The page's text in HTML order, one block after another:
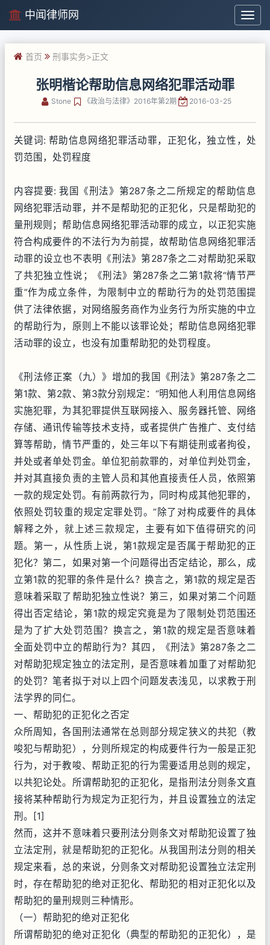
中
闻
律
中闻律师网
首页 刑事实务>正文
张明楷论帮助信息网络犯罪活动罪
Stone 《政治与法律》2016年第2期 2016-03-25
关键词: 帮助信息网络犯罪活动罪，正犯化，独立性，处
罚范围，处罚程度
内容提要: 我国《刑法》第287条之二所规定的帮助信息
网络犯罪活动罪，并不是帮助犯的正犯化，只是帮助犯的
量刑规则；帮助信息网络犯罪活动罪的成立，以正犯实施
符合构成要件的不法行为为前提，故帮助信息网络犯罪活
动罪的设立也不表明《刑法》第287条之二对帮助犯采取
了共犯独立性说；《刑法》第287条之二第1款将“情节严
重”作为成立条件，为限制中立的帮助行为的处罚范围提
供了法律依据，对网络服务商作为业务行为所实施的中立
的帮助行为，原则上不能以该罪论处；帮助信息网络犯罪
活动罪的设立，也没有加重帮助犯的处罚程度。
《刑法修正案（九）》增加的我国《刑法》第287条之二
第1款、第2款、第3款分别规定：“明知他人利用信息网络
实施犯罪，为其犯罪提供互联网接入、服务器托管、网络
存储、通讯传输等技术支持，或者提供广告推广、支付结
算等帮助，情节严重的，处三年以下有期徒刑或者拘役，
并处或者单处罚金。单位犯前款罪的，对单位判处罚金，
并对其直接负责的主管人员和其他直接责任人员，依照第
一款的规定处罚。有前两款行为，同时构成其他犯罪的，
依照处罚较重的规定定罪处罚。”除了对构成要件的具体
解释之外，就上述三款规定，主要有如下值得研究的问
题。第一，从性质上说，第1款规定是否属于帮助犯的正
犯化？第二，如果对第一个问题得出否定结论，那么，成
立第1款的犯罪的条件是什么？换言之，第1款的规定是否
意味着采取了帮助犯独立性说？第三，如果对第二个问题
得出否定结论，第1款的规定究竟是为了限制处罚范围还
是为了扩大处罚范围？换言之，第1款的规定是否意味着
全面处罚中立的帮助行为？其四，《刑法》第287条之二
对帮助犯规定独立的法定刑，是否意味着加重了对帮助犯
的处罚？笔者拟于对以上四个问题发表浅见，以求教于刑
法学界的同仁。
一、帮助犯的正犯化之否定
众所周知，各国刑法通常在总则部分规定狭义的共犯（教
唆犯与帮助犯），分则所规定的构成要件行为一般是正犯
行为，对于教唆、帮助正犯的行为需要适用总则的规定，
以共犯论处。所谓帮助犯的正犯化，是指刑法分则条文直
接将某种帮助行为规定为正犯行为，并且设置独立的法定
刑。[1]
然而，这并不意味着只要刑法分则条文对帮助犯设置了独
立法定刑，就是帮助犯的正犯化。从我国刑法分则的相关
规定来看，总的来说，分则条文对帮助犯设置独立法定刑
时，存在帮助犯的绝对正犯化、帮助犯的相对正犯化以及
帮助犯的量刑规则三种情形。
（一）帮助犯的绝对正犯化
所谓帮助犯的绝对正犯化（典型的帮助犯的正犯化），是